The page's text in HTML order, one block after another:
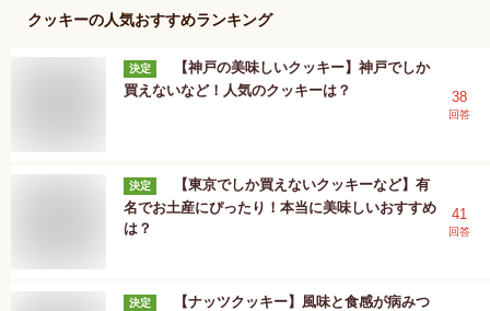
クッキーの人気おすすめランキング
決定
【神戸の美味しいクッキー】神戸でしか
買えないなど！人気のクッキーは？
38
回答
決定
【東京でしか買えないクッキーなど】有
名でお土産にぴったり！本当に美味しいおすすめ
は？
41
回答
決定
【ナッツクッキー】風味と食感が病みつ